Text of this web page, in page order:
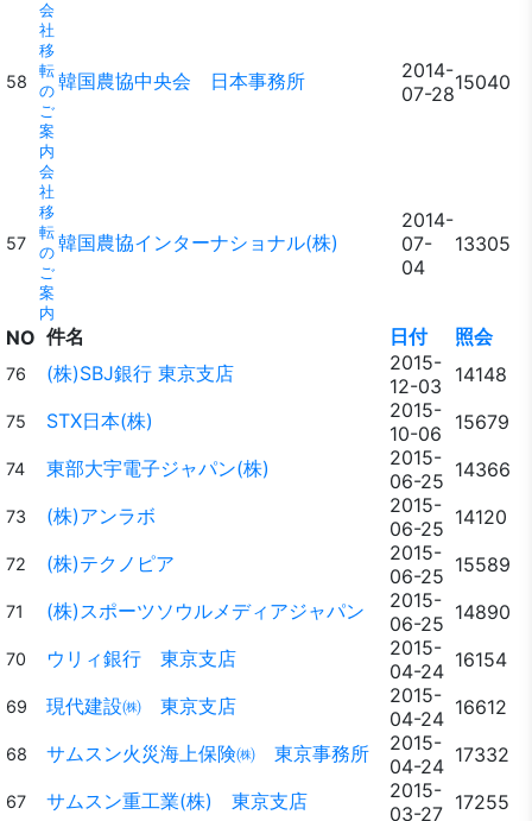
58
会
社
移
転
の
ご
案
内
韓国農協中央会 日本事務所
2014-
07-2815040
57
会
社
移
転
の
ご
案
内
韓国農協インターナショナル(株)
2014-
07-
04
13305
NO 件名 日付 照会
76 (株)SBJ銀行 東京支店
2015-
12-03
14148
75 STX日本(株)
2015-
10-06
15679
74 東部大宇電子ジャパン(株)
2015-
06-25 14366
73 (株)アンラボ
2015-
06-25 14120
72 (株)テクノピア
2015-
06-25 15589
71 (株)スポーツソウルメディアジャパン
2015-
06-25 14890
70 ウリィ銀行 東京支店
2015-
04-24 16154
69 現代建設㈱ 東京支店
2015-
04-24 16612
68 サムスン火災海上保険㈱ 東京事務所
2015-
04-24 17332
67 サムスン重工業(株) 東京支店
2015-
03-27 17255